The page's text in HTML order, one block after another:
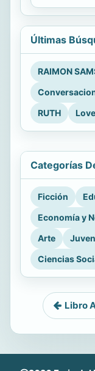
Últimas
RAIMON
RUTH
Categorías
Ficción
Economía y
Arte
Ciencias
Libro